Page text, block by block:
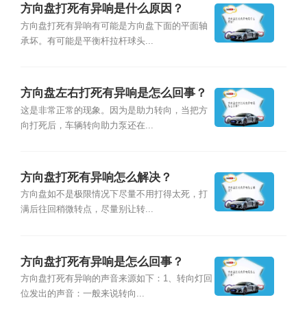
方向盘打死有异响是什么原因？
方向盘打死有异响有可能是方向盘下面的平面轴
承坏。有可能是平衡杆拉杆球头...
方向盘左右打死有异响是怎么回事？
这是非常正常的现象。因为是助力转向，当把方
向打死后，车辆转向助力泵还在...
方向盘打死有异响怎么解决？
方向盘如不是极限情况下尽量不用打得太死，打
满后往回稍微转点，尽量别让转...
方向盘打死有异响是怎么回事？
方向盘打死有异响的声音来源如下：1、转向灯回
位发出的声音：一般来说转向...